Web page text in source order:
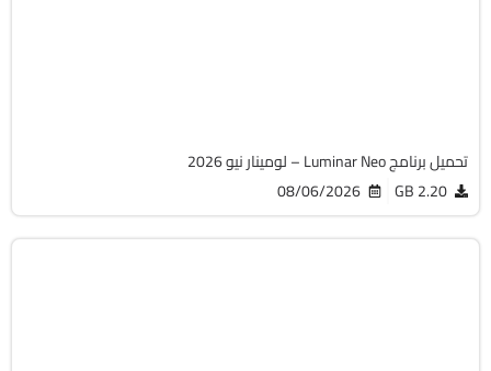
تحميل برنامج Luminar Neo – لومينار نيو 2026
2.20 GB
08/06/2026